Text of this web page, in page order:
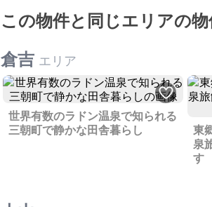
この物件と同じエリアの
倉吉 エリア
世界有数のラドン温泉で知られる
三朝町で静かな田舎暮らし
東
泉
す